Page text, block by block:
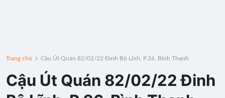
Trang chủ Cậu Út Quán 82/02/22 Đinh Bộ Lĩnh, P.26, Bình Thạnh
Cậu Út Quán 82/02/22 Đinh